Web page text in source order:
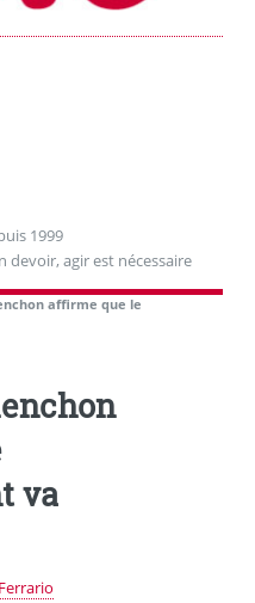
1999
devoir, agir est nécessaire
affirme que le
va